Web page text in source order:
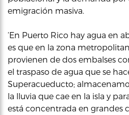
emigración masiva.
‘En Puerto Rico hay agua en
es que en la zona
provienen de dos embalses
el traspaso de agua que se
Superacueducto;
la lluvia que cae en la isla y
está concentrada en grandes